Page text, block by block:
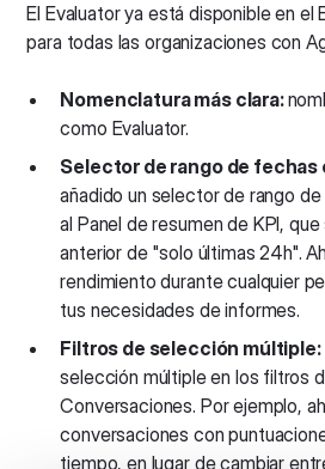
El Evaluator ya está disponible en el
para todas las organizaciones con
Nomenclatura más clara:
como Evaluator.
Selector de rango de fechas
añadido un selector de rango
al Panel de resumen de KPI,
anterior de "solo últimas 24h".
rendimiento durante cualquier
tus necesidades de informes.
Filtros de selección múltiple:
selección múltiple en los filtros
Conversaciones. Por ejemplo,
conversaciones con
tiempo, en lugar de cambiar